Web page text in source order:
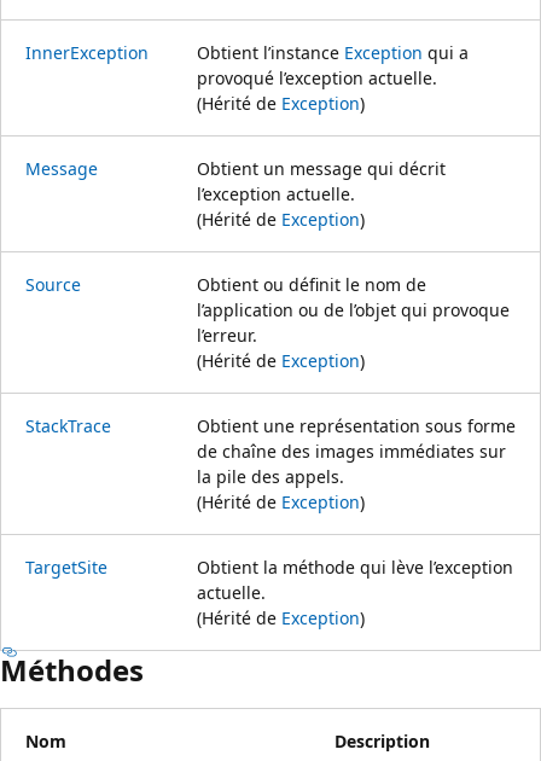
InnerException Obtient l’instance Exception qui a
provoqué l’exception actuelle.
(Hérité de Exception)
Message
Obtient un message qui décrit
l’exception actuelle.
(Hérité de Exception)
Source
Obtient ou définit le nom de
l’application ou de l’objet qui provoque
l’erreur.
(Hérité de Exception)
StackTrace
Obtient une représentation sous forme
de chaîne des images immédiates sur
la pile des appels.
(Hérité de Exception)
TargetSite
Obtient la méthode qui lève l’exception
actuelle.
(Hérité de Exception)
Méthodes
Nom Description